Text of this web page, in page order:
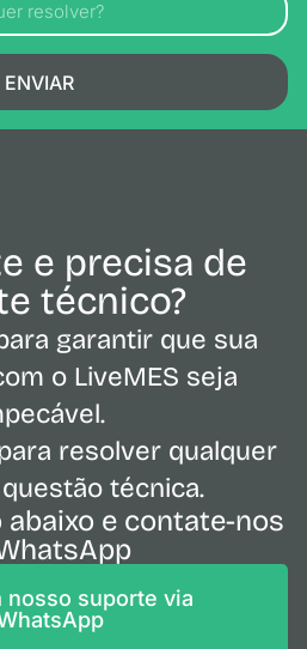
ENVIAR
e precisa de
técnico?
garantir que sua
o LiveMES seja
resolver qualquer
técnica.
e contate-nos
nosso suporte via